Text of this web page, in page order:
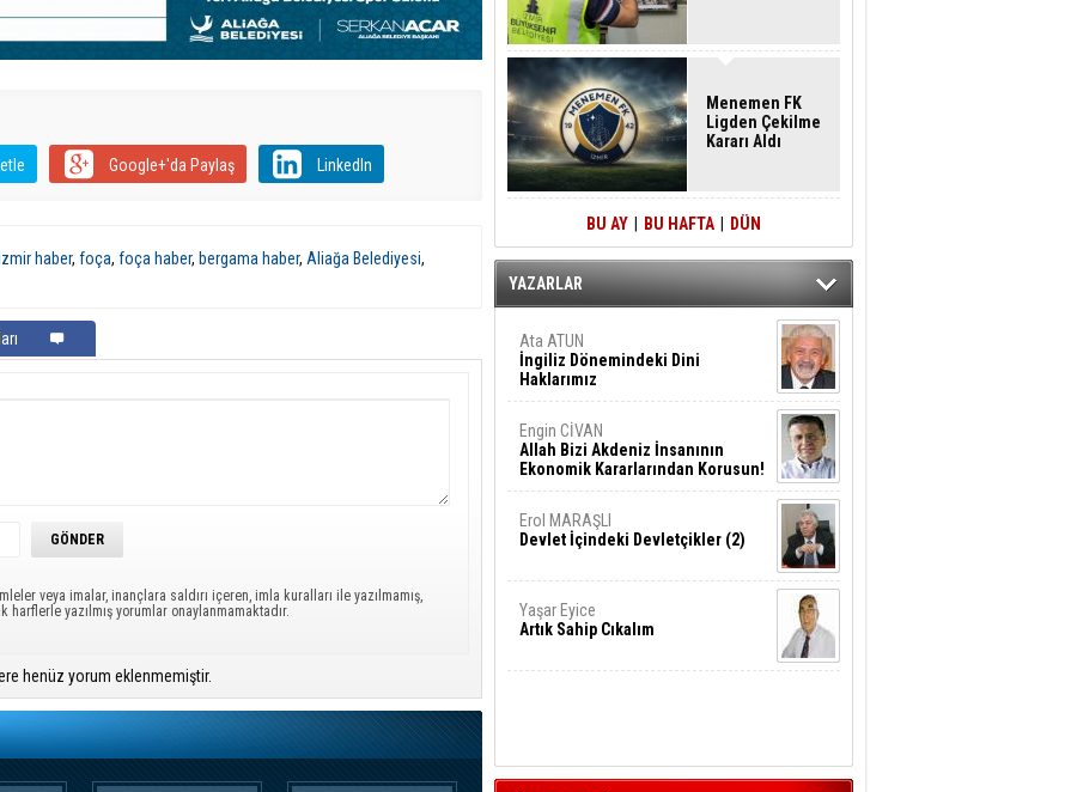
Google+'da Paylaş LinkedIn
haber, foça, foça haber, bergama haber, Aliağa Belediyesi,
veya imalar, inançlara saldırı içeren, imla kuralları ile yazılmamış,
yazılmış yorumlar onaylanmamaktadır.
henüz yorum eklenmemiştir.
Menemen FK
Ligden Çekilme
Kararı Aldı
BU AY BU HAFTA DÜN
YAZARLAR
Ata ATUN
İngiliz Dönemindeki Dini
Haklarımız
Engin CİVAN
Allah Bizi Akdeniz İnsanının
Ekonomik Kararlarından Korusun!
Erol MARAŞLI
Devlet İçindeki Devletçikler (2)
Yaşar Eyice
Artık Sahip Cıkalım